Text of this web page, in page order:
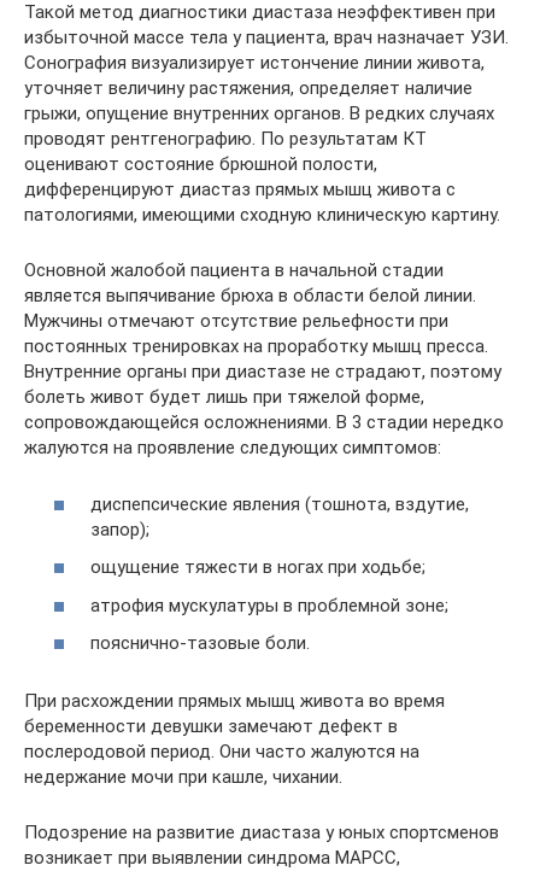
Такой метод диагностики диастаза неэффективен при
избыточной массе тела у пациента, врач назначает УЗИ.
Сонография визуализирует истончение линии живота,
уточняет величину растяжения, определяет наличие
грыжи, опущение внутренних органов. В редких случаях
проводят рентгенографию. По результатам КТ
оценивают состояние брюшной полости,
дифференцируют диастаз прямых мышц живота с
патологиями, имеющими сходную клиническую картину.
Основной жалобой пациента в начальной стадии
является выпячивание брюха в области белой линии.
Мужчины отмечают отсутствие рельефности при
постоянных тренировках на проработку мышц пресса.
Внутренние органы при диастазе не страдают, поэтому
болеть живот будет лишь при тяжелой форме,
сопровождающейся осложнениями. В 3 стадии нередко
жалуются на проявление следующих симптомов:
диспепсические явления (тошнота, вздутие,
запор);
ощущение тяжести в ногах при ходьбе;
атрофия мускулатуры в проблемной зоне;
пояснично-тазовые боли.
При расхождении прямых мышц живота во время
беременности девушки замечают дефект в
послеродовой период. Они часто жалуются на
недержание мочи при кашле, чихании.
Подозрение на развитие диастаза у юных спортсменов
возникает при выявлении синдрома МАРСС,